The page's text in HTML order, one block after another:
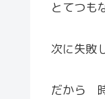
とてつも
次に失敗
だから